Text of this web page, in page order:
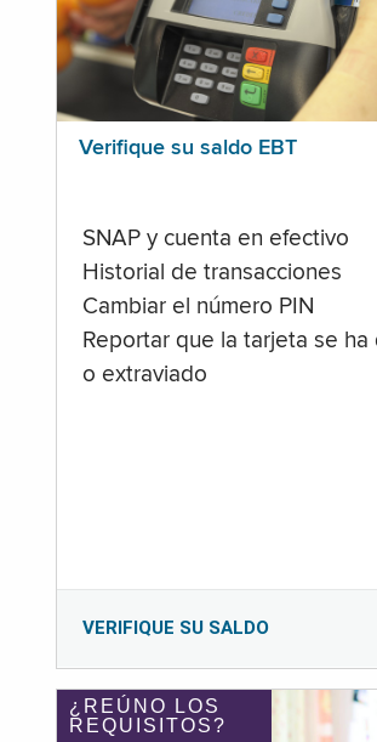
Verifique su saldo EBT
SNAP y cuenta en efectivo
Historial de transacciones
Cambiar el número PIN
Reportar que la tarjeta se ha
o extraviado
VERIFIQUE SU SALDO
¿REÚNO LOS
REQUISITOS?